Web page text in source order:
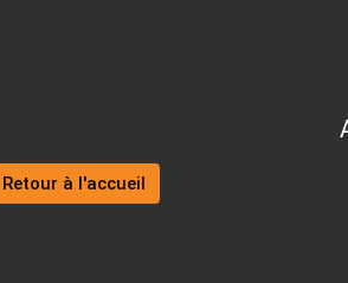
Retour à l'accueil